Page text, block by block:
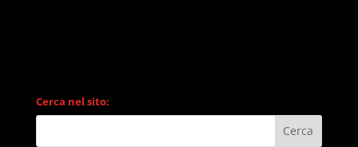
Cerca nel sito: